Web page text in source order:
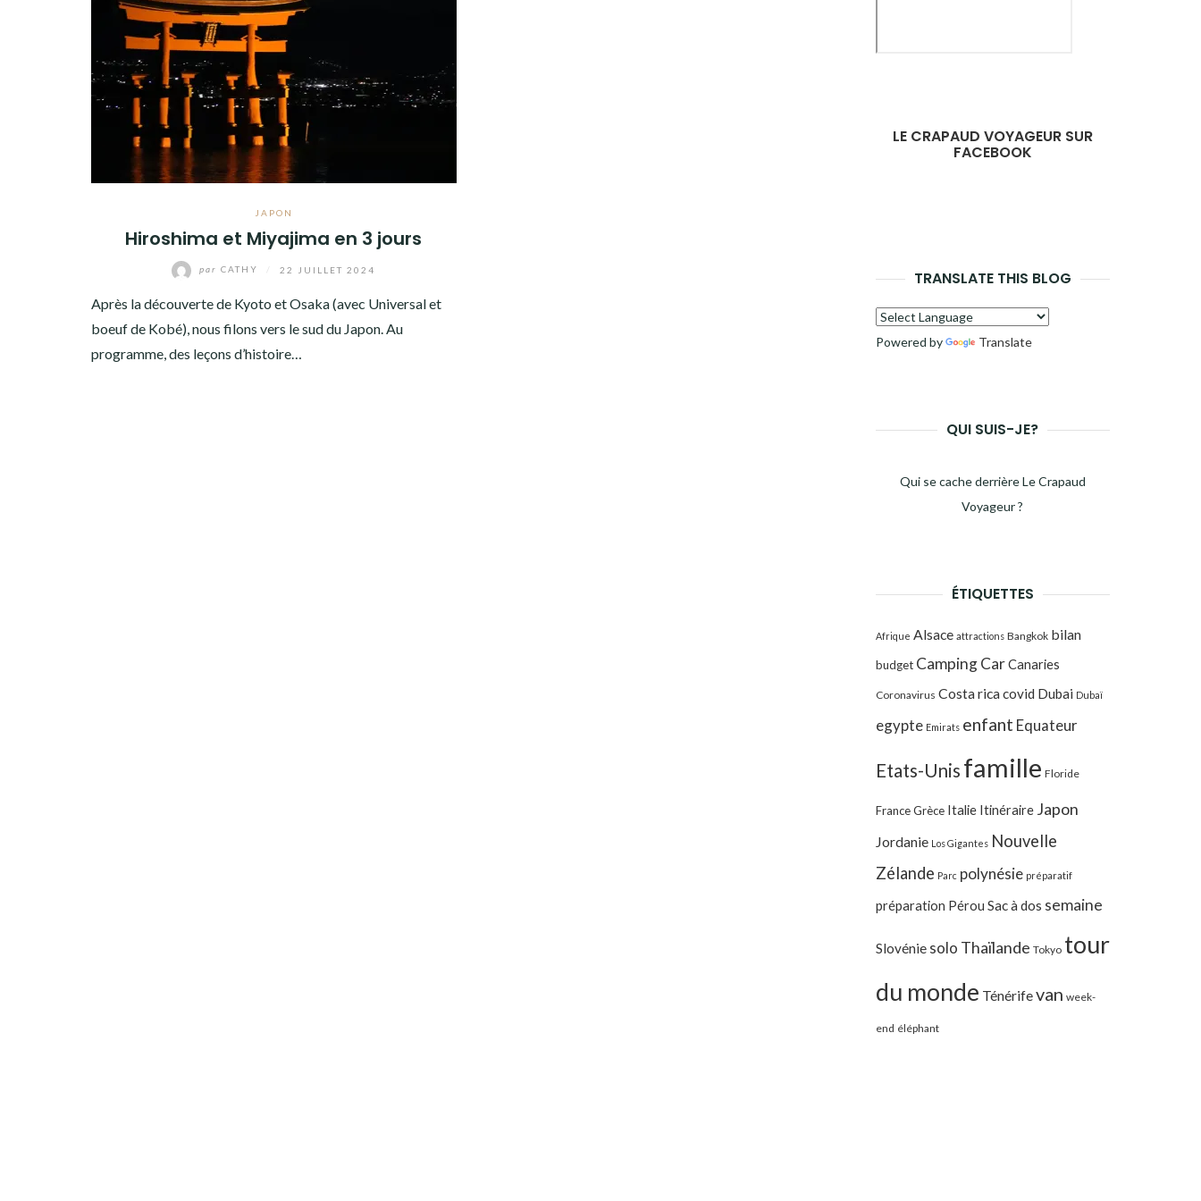
JAPON
Hiroshima et Miyajima en 3 jours
par CATHY 22 JUILLET 2024
Après la découverte de Kyoto et Osaka (avec Universal et
boeuf de Kobé), nous filons vers le sud du Japon. Au
programme, des leçons d’histoire…
LE CRAPAUD VOYAGEUR SUR
FACEBOOK
TRANSLATE THIS BLOG
Powered by Translate
QUI SUIS-JE?
Qui se cache derrière Le Crapaud
Voyageur ?
ÉTIQUETTES
Afrique Alsace attractions Bangkok bilan
budget Camping CarCanaries
Coronavirus Costa ricacovid Dubai Dubaï
egypte Emirats enfant Equateur
Etats-Unis famille Floride
France Grèce Italie Itinéraire Japon
Jordanie Los Gigantes Nouvelle
Zélande Parc polynésie préparatif
préparation Pérou Sac à dos semaine
Slovénie solo Thaïlande Tokyo tour
du monde Ténérifevan week-
end éléphant
AMÉRIQUE DU SUD
TOUR DU MONDE 2020-2021